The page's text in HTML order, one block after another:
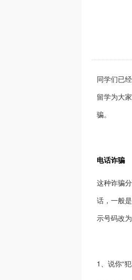
同学们已
留学为大
骗。
电话诈骗
这种诈骗
话，一般
示号码改
1、说你“